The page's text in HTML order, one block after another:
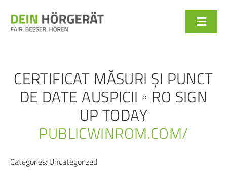
Inhalt
springen
Toggle
MARKEN
SERVICE
ONLINE-SHOP
CERTIFICAT MĂSURI ȘI PUNCT
DE DATE AUSPICII ◦ RO SIGN
UP TODAY
PUBLICWINROM.COM/
Categories: Uncategorized